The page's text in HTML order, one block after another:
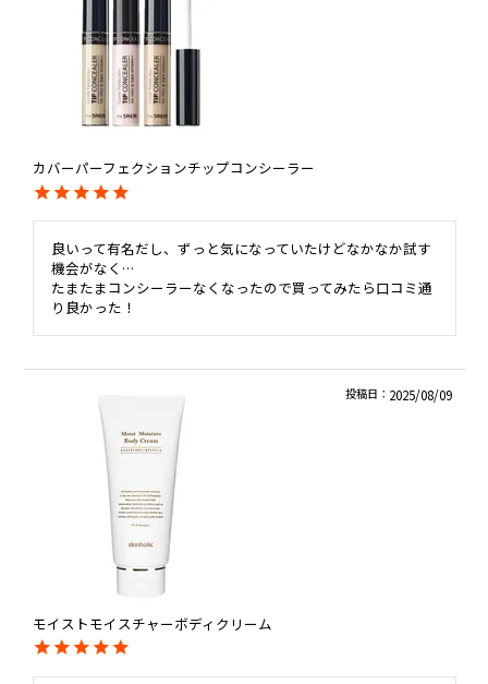
カバーパーフェクションチップコンシーラー
良いって有名だし、ずっと気になっていたけどなかなか試す
機会がなく…
たまたまコンシーラーなくなったので買ってみたら口コミ通
り良かった！
モイストモイスチャーボディクリーム
投稿日 2025/08/09